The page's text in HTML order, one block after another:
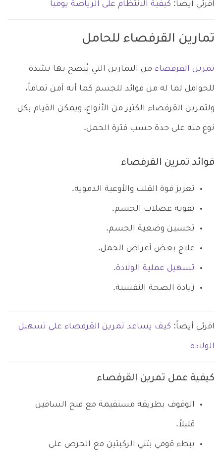
اقرئي أيضاً: كيفية الانتظام على الرياضة يومياً
تمارين القرفصاء للحامل
تمرين القرفصاء من التمارين التي يُنصح بها بشدة
للحوامل لما له من فوائد للجسم كما أنه آمن تماماً،
ولتمرين القرفصاء الكثير من الأنواع، ويمكن القيام بكل
نوع منه على حدة حسب فترة الحمل.
فوائد تمرين القرفصاء
تعزيز قوة القلب والأوعية الدموية.
تقوية عضلات الجسم.
تحسين وضعية الجسم.
علاج بعض أعراض الحمل.
تسهيل عملية الولادة.
زيادة الصحة النفسية.
اقرئي أيضاً: كيف يساعد تمرين القرفصاء على تسهيل
الولادة
كيفية عمل تمرين القرفصاء
الوقوف بطريقة مستقيمة مع فتح الساقين
قليلاً.
ببطء قومي بثني الركبتين مع الحرص على